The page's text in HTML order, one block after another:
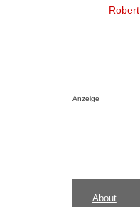
Robert
Anzeige
About